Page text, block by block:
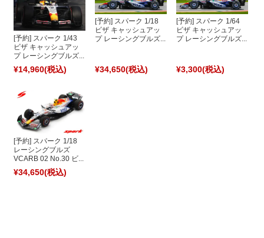
[予約] スパーク 1/43
ビザ キャッシュアッ
プ レーシングブルズ...
¥14,960(税込)
[予約] スパーク 1/18
ビザ キャッシュアッ
プ レーシングブルズ...
¥34,650(税込)
[予約] スパーク 1/64
ビザ キャッシュアッ
プ レーシングブルズ...
¥3,300(税込)
[予約] スパーク 1/18
レーシングブルズ
VCARB 02 No.30 ビ...
¥34,650(税込)